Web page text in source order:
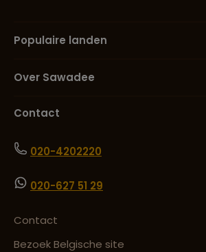
Populaire landen
Over Sawadee
Contact
020-4202220
020-627 51 29
Contact
Bezoek Belgische site